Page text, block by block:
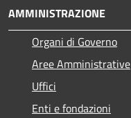
AMMINISTRAZIONE
Organi di Governo
Aree Amministrative
Uffici
Enti e fondazioni